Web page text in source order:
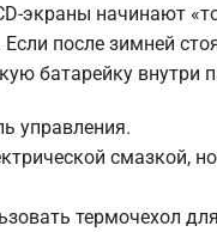
экраны начинают
после зимней
батарейку внутри
управления.
смазкой,
термочехол